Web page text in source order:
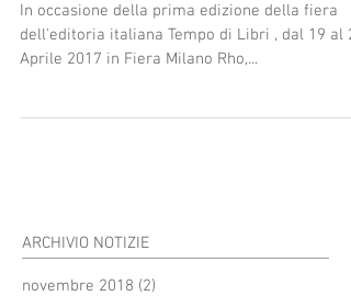
In occasione della prima edizione della fiera
dell'editoria italiana Tempo di Libri , dal 19 al
Aprile 2017 in Fiera Milano Rho,...
ARCHIVIO NOTIZIE
novembre 2018 (2)